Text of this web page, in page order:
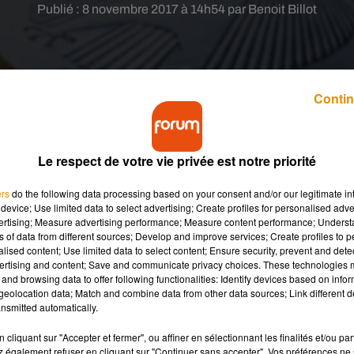
Publié : 8 novembre 2017 à 14h54 par Benoit Billot
de la Loire est la deuxième région où la
Pays de la Loire. Ce lundi 6 novembre, l’INSEE a publié son
les Pays de la Loire ont un pourcentage faible de
de pourcentage, cela représente 11,1% alors qu’à l’échelle
les Liégriens sont devancés par la Bretagne avec un taux à
riches
Le respect de votre vie privée est notre priorité
do the following data processing based on your consent and/or our legitimate
Use limited data to select advertising; Create profiles for personalised
Measure advertising performance; Measure content performance;
of data from different sources; Develop and improve services; Create profiles to
content; Use limited data to select content; Ensure security, prevent and
and content; Save and communicate privacy choices. These technologies
browsing data to offer following functionalities: Identify devices based on
data; Match and combine data from other data sources; Link different
automatically.
cliquant sur "Accepter et fermer", ou affiner en sélectionnant les finalités et/ou
également refuser en cliquant sur "Continuer sans accepter". Vos préférences